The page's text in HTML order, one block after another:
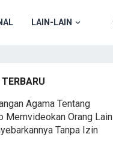
LAIN-LAIN
Agama Tentang
Memvideokan Orang Lain
Tanpa Izin